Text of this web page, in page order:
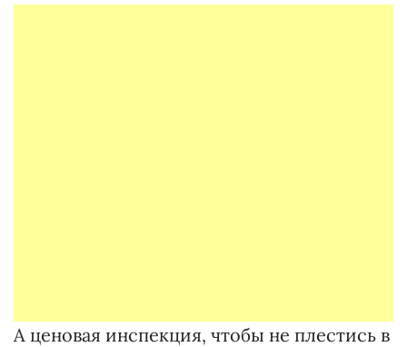
А ценовая инспекция, чтобы не плестись в